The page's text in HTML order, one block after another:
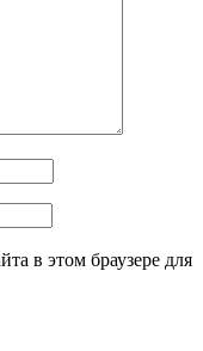
в этом браузере для